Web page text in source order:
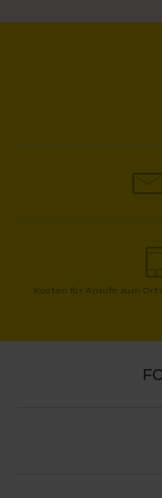
Kosten für Anrufe zum